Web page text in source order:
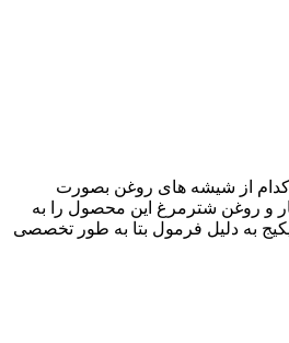
فرمولاسیون منحصر به فرد راگا که هر کدام از شیشه های روغن بصورت
و روغن شترمرغ این محصول را به
به دلیل فرمول بتا به طور تخصصی